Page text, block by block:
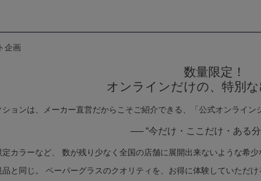
数量限定！
オンラインだけの、特別な
ョンは、メーカー直営だからこそご紹介できる、「公式オンライン
── “今だけ・ここだけ・ある
カラーなど、 数が残り少なく全国の店舗に展開出来ないような希
と同じ。 ペーパーグラスのクオリティを、お得に体験していただけ